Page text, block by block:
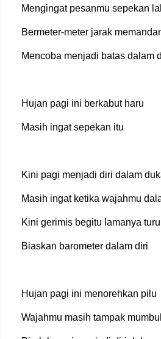
Mengingat pesanmu sepekan
Bermeter-meter jarak
Mencoba menjadi batas dalam
Hujan pagi ini berkabut haru
Masih ingat sepekan itu
Kini pagi menjadi diri dalam
Masih ingat ketika wajahmu
Kini gerimis begitu lamanya
Biaskan barometer dalam diri
Hujan pagi ini menorehkan pilu
Wajahmu masih tampak